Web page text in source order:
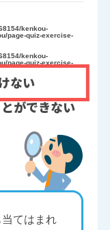
kenkou-
page-quiz-exercise-
kenkou-
page-quiz-exercise-
ない
ができない
当てはまれ